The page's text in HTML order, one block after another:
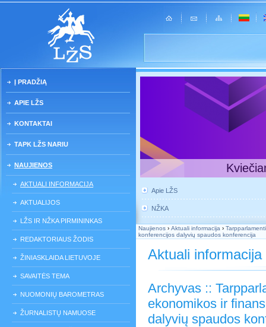
Į PRADŽIĄ
APIE LŽS
KONTAKTAI
TAPK LŽS NARIU
NAUJIENOS
AKTUALI INFORMACIJA
AKTUALIJOS
LŽS IR NŽKA PIRMININKAS
REDAKTORIAUS ŽODIS
ŽINIASKLAIDA LIETUVOJE
SAVAITĖS TEMA
NUOMONIŲ BAROMETRAS
ŽURNALISTŲ NAMUOSE
Apie LŽS
NŽKA
Naujienos › Aktuali informacija ›
konferencijos dalyvių spaudos konferencija
Aktuali informacija
Archyvas ::
ekonomikos ir
dalyvių spaudos